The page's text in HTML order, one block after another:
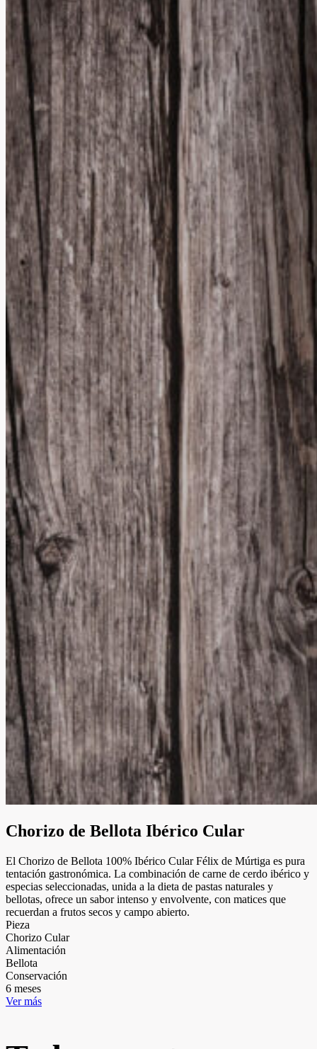
Chorizo de Bellota Ibérico Cular
El Chorizo de Bellota 100% Ibérico Cular Félix de Múrtiga es pura
tentación gastronómica. La combinación de carne de cerdo ibérico y
especias seleccionadas, unida a la dieta de pastas naturales y
bellotas, ofrece un sabor intenso y envolvente, con matices que
recuerdan a frutos secos y campo abierto.
Pieza
Chorizo Cular
Alimentación
Bellota
Conservación
6 meses
Ver más